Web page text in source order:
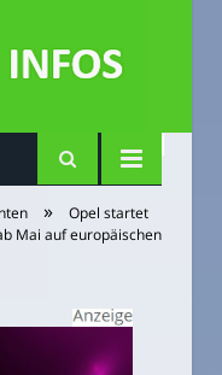
»
Opel startet
Mai auf europäischen